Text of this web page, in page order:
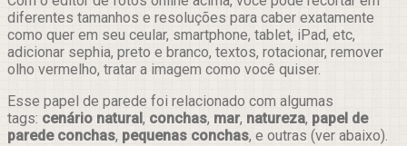
diferentes tamanhos e resoluções para caber exatamente
como quer em seu ceular, smartphone, tablet, iPad, etc,
adicionar sephia, preto e branco, textos, rotacionar, remover
olho vermelho, tratar a imagem como você quiser.
Esse papel de parede foi relacionado com algumas
tags: cenário natural, conchas, mar, natureza, papel de
parede conchas, pequenas conchas, e outras (ver abaixo).